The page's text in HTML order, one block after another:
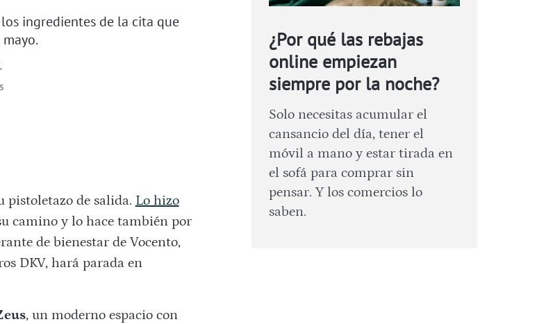
ingredientes de la cita que
pistoletazo de salida. Lo hizo
camino y lo hace también por
de bienestar de Vocento,
DKV, hará parada en
, un moderno espacio con
¿Por qué las rebajas
online empiezan
siempre por la noche?
Solo necesitas acumular el
cansancio del día, tener el
móvil a mano y estar tirada en
el sofá para comprar sin
pensar. Y los comercios lo
saben.